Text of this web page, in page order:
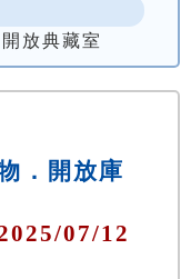
放典藏室
．開放庫
07/12